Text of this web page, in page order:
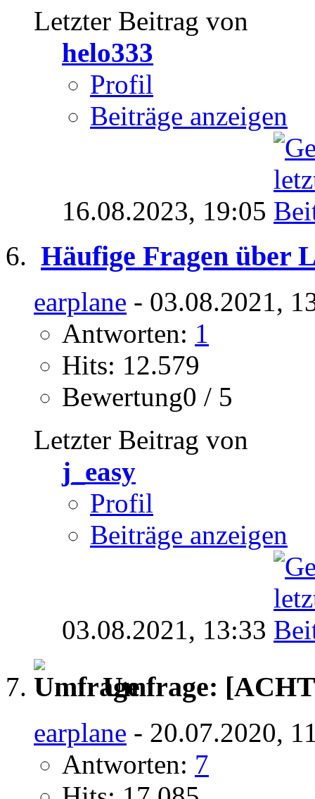
Letzter Beitrag von
helo333
Profil
Beiträge anzeigen
16.08.2023, 19:05
Häufige Fragen über
earplane - 03.08.2021,
Antworten: 1
Hits: 12.579
Bewertung0 / 5
Letzter Beitrag von
j_easy
Profil
Beiträge anzeigen
03.08.2021, 13:33
Umfrage:
earplane - 20.07.2020,
Antworten: 7